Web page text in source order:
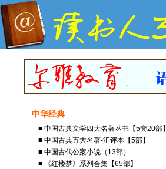
中华经典
■ 中国古典文学四大名著丛书【5套20部】
■ 中国古典五大名著-汇评本【5部】
■ 中国古代公案小说（13部）
■ 《红楼梦》系列合集【65部】